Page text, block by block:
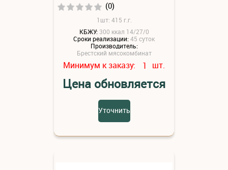
(0)
1шт: 415 г.г.
КБЖУ: 300 ккал 14/27/0
Сроки реализации:45 суток
Производитель:
Брестский мясокомбинат
Минимум к заказу: 1 шт.
Цена обновляется
Уточнить